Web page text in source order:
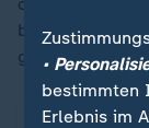
bei spontanen
geboten.
•
bestimmten
Erlebnis im